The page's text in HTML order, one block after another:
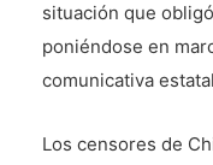
situación que
poniéndose en
comunicativa
Los censores de